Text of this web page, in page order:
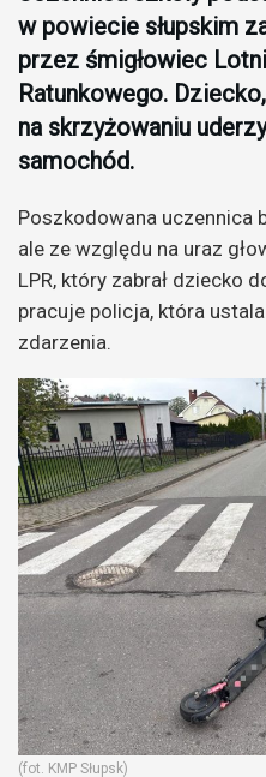
w powiecie słupskim
przez śmigłowiec
Ratunkowego.
na skrzyżowaniu
samochód.
Poszkodowana uczennica
ale ze względu na uraz
LPR, który zabrał dziecko
pracuje policja, która
zdarzenia.
(fot. KMP Słupsk)